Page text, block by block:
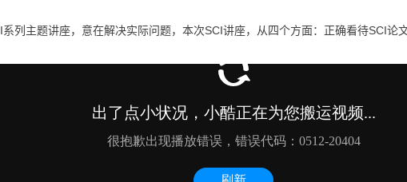
列主题讲座，意在解决实际问题，本次SCI讲座，从四个方面：正确看待SCI